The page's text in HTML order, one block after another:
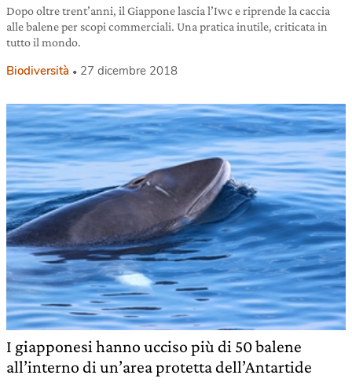
Dopo oltre trent’anni, il Giappone lascia l’Iwc e riprende la caccia
alle balene per scopi commerciali. Una pratica inutile, criticata in
tutto il mondo.
Biodiversità 27 dicembre 2018
I giapponesi hanno ucciso più di 50 balene
all’interno di un’area protetta dell’Antartide